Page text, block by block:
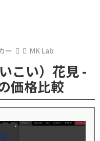
ー MK Lab
こい）花見 -
価格比較